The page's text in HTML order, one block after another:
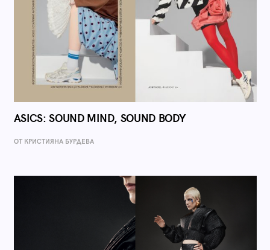
ASICS: SOUND MIND, SOUND BODY
ОТ КРИСТИЯНА БУРДЕВА